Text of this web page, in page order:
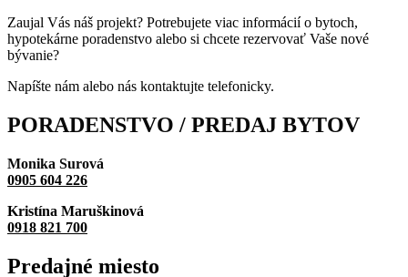
Zaujal Vás náš projekt? Potrebujete viac informácií o bytoch,
hypotekárne poradenstvo alebo si chcete rezervovať Vaše nové
bývanie?
Napíšte nám alebo nás kontaktujte telefonicky.
PORADENSTVO / PREDAJ BYTOV
Monika Surová
0905 604 226
Kristína Maruškinová
0918 821 700
Predajné miesto